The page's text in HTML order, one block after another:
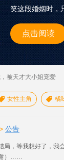
笑这段婚姻时，
点击阅读
被天才大小姐宠爱
女性主角  橘
公告
局，等我想好了，
谢）……